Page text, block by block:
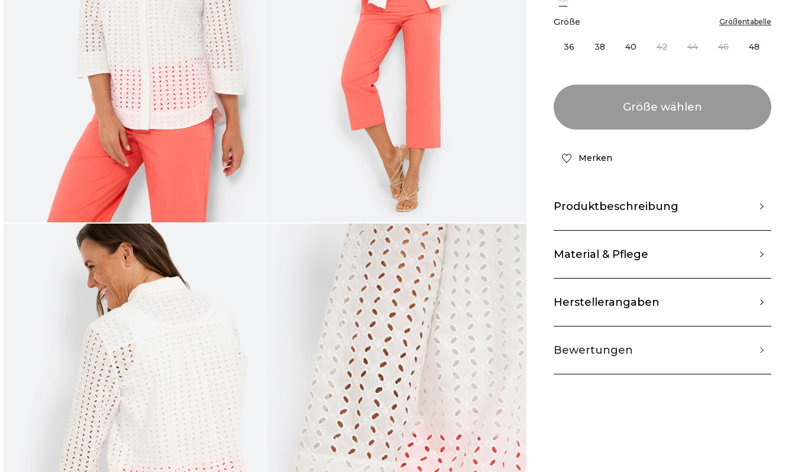
Größe Größentabelle
36 38 40 42 44 46 48
Merken
Produktbeschreibung
Material & Pflege
Herstellerangaben
Bewertungen